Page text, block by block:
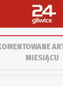
MIESIĄCU